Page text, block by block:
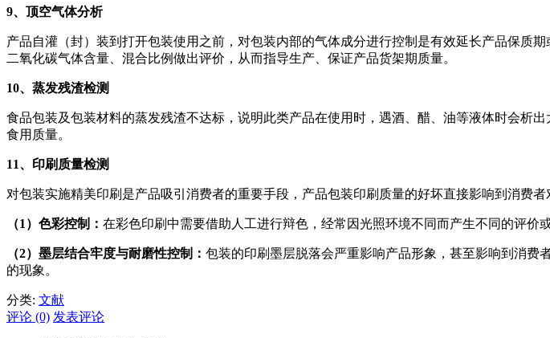
9、顶空气体分析
产品自灌（封）装到打开包装使用之前，对包装内部的气体成分进行控制是有效延长产品保质
二氧化碳气体含量、混合比例做出评价，从而指导生产、保证产品货架期质量。
10、蒸发残渣检测
食品包装及包装材料的蒸发残渣不达标，说明此类产品在使用时，遇酒、醋、油等液体时会析
食用质量。
11、印刷质量检测
对包装实施精美印刷是产品吸引消费者的重要手段，产品包装印刷质量的好坏直接影响到消费
（1）色彩控制： 在彩色印刷中需要借助人工进行辩色，经常因光照环境不同而产生不同的评价
（2）墨层结合牢度与耐磨性控制： 包装的印刷墨层脱落会严重影响产品形象，甚至影响到消费
的现象。
分类: 文献
评论 (0) 发表评论